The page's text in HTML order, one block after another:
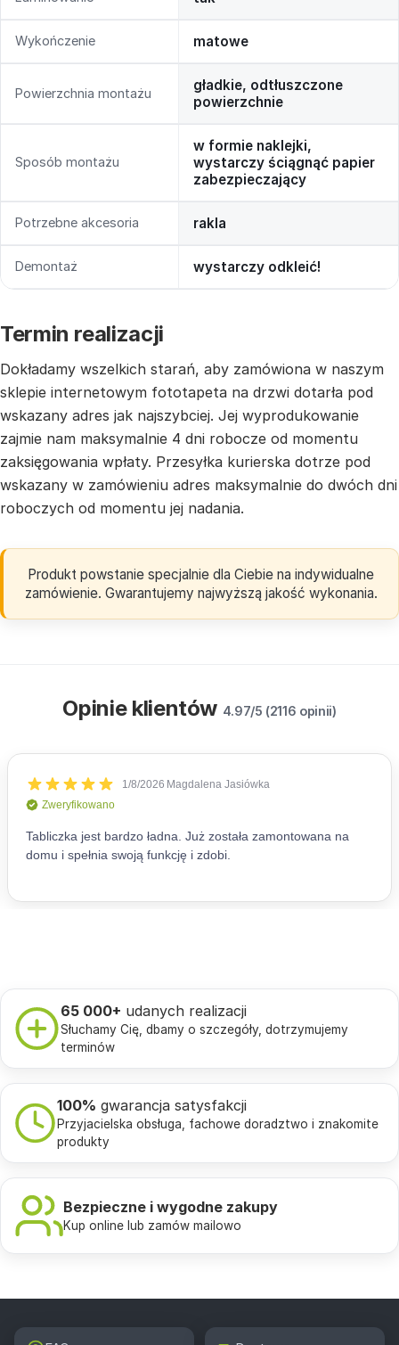
Wykończenie matowe
Powierzchnia montażu
gładkie, odtłuszczone
powierzchnie
Sposób montażu
w formie naklejki,
wystarczy ściągnąć papier
zabezpieczający
Potrzebne akcesoria rakla
Demontaż wystarczy odkleić!
Termin realizacji
Dokładamy wszelkich starań, aby zamówiona w naszym
sklepie internetowym fototapeta na drzwi dotarła pod
wskazany adres jak najszybciej. Jej wyprodukowanie
zajmie nam maksymalnie 4 dni robocze od momentu
zaksięgowania wpłaty. Przesyłka kurierska dotrze pod
wskazany w zamówieniu adres maksymalnie do dwóch dni
roboczych od momentu jej nadania.
Produkt powstanie specjalnie dla Ciebie na indywidualne
zamówienie. Gwarantujemy najwyższą jakość wykonania.
Opinie klientów 4.97/5 (2116 opinii)
65 000+ udanych realizacji
Słuchamy Cię, dbamy o szczegóły, dotrzymujemy
terminów
100% gwarancja satysfakcji
Przyjacielska obsługa, fachowe doradztwo i znakomite
produkty
Bezpieczne i wygodne zakupy
Kup online lub zamów mailowo